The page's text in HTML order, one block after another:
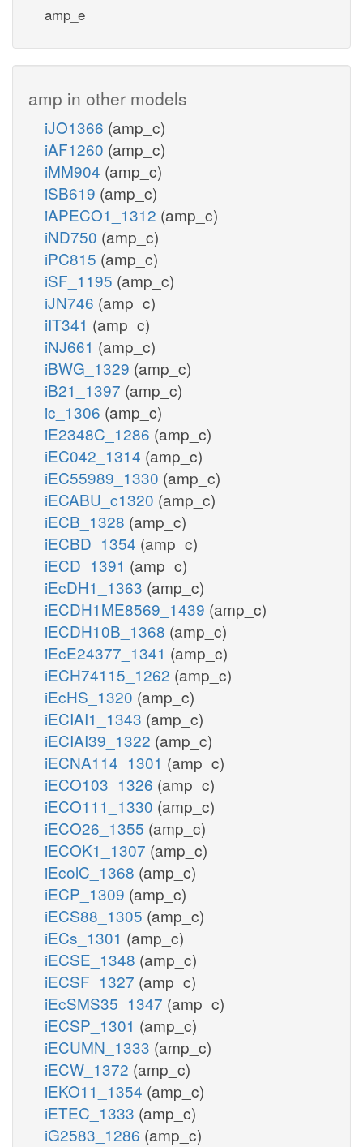
amp_e
amp in other models
iJO1366 (amp_c)
iAF1260 (amp_c)
iMM904 (amp_c)
iSB619 (amp_c)
iAPECO1_1312 (amp_c)
iND750 (amp_c)
iPC815 (amp_c)
iSF_1195 (amp_c)
iJN746 (amp_c)
iIT341 (amp_c)
iNJ661 (amp_c)
iBWG_1329 (amp_c)
iB21_1397 (amp_c)
ic_1306 (amp_c)
iE2348C_1286 (amp_c)
iEC042_1314 (amp_c)
iEC55989_1330 (amp_c)
iECABU_c1320 (amp_c)
iECB_1328 (amp_c)
iECBD_1354 (amp_c)
iECD_1391 (amp_c)
iEcDH1_1363 (amp_c)
iECDH1ME8569_1439 (amp_c)
iECDH10B_1368 (amp_c)
iEcE24377_1341 (amp_c)
iECH74115_1262 (amp_c)
iEcHS_1320 (amp_c)
iECIAI1_1343 (amp_c)
iECIAI39_1322 (amp_c)
iECNA114_1301 (amp_c)
iECO103_1326 (amp_c)
iECO111_1330 (amp_c)
iECO26_1355 (amp_c)
iECOK1_1307 (amp_c)
iEcolC_1368 (amp_c)
iECP_1309 (amp_c)
iECS88_1305 (amp_c)
iECs_1301 (amp_c)
iECSE_1348 (amp_c)
iECSF_1327 (amp_c)
iEcSMS35_1347 (amp_c)
iECSP_1301 (amp_c)
iECUMN_1333 (amp_c)
iECW_1372 (amp_c)
iEKO11_1354 (amp_c)
iETEC_1333 (amp_c)
iG2583_1286 (amp_c)